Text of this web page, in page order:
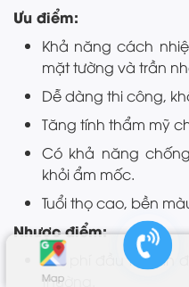
Map
Ưu điểm:
Khả năng cách
mặt tường và trần
Dễ dàng thi công,
Tăng tính thẩm mỹ
Có khả năng
khỏi ẩm mốc.
Tuổi thọ cao, bền
Nhược điểm:
Chi phí đầu tư ban
thường.